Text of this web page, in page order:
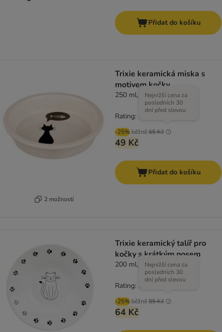
Přidat do košíku
2 možností
Trixie keramická miska s
motivem kočky
250 ml, Ø 13 cm
-25% běžně65 Kč
Nejnižší cena za
posledních 30
dní před slevou
49 Kč
Rating: 5/5
Přidat do košíku
Trixie keramický talíř pro
kočky s krátkým nosem
200 ml, Ø 15 cm
-25% běžně85 Kč
Nejnižší cena za
posledních 30
dní před slevou
64 Kč
Rating: 5/5